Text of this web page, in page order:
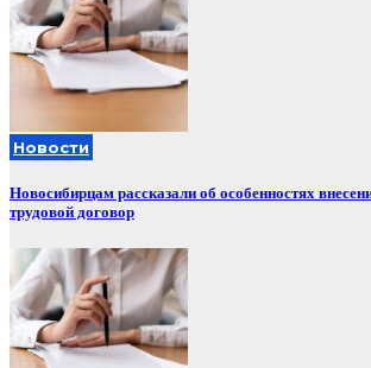
Новости
Новосибирцам рассказали об особенностях
трудовой договор